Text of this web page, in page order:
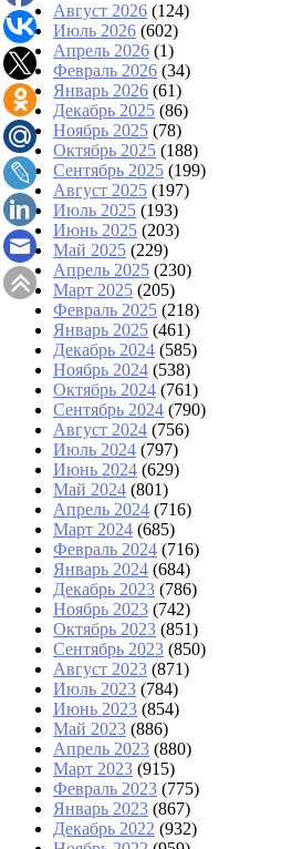
Август 2026 (124)
Июль 2026 (602)
Апрель 2026 (1)
Февраль 2026 (34)
Январь 2026 (61)
Декабрь 2025 (86)
Ноябрь 2025 (78)
Октябрь 2025 (188)
Сентябрь 2025 (199)
Август 2025 (197)
Июль 2025 (193)
Июнь 2025 (203)
Май 2025 (229)
Апрель 2025 (230)
Март 2025 (205)
Февраль 2025 (218)
Январь 2025 (461)
Декабрь 2024 (585)
Ноябрь 2024 (538)
Октябрь 2024 (761)
Сентябрь 2024 (790)
Август 2024 (756)
Июль 2024 (797)
Июнь 2024 (629)
Май 2024 (801)
Апрель 2024 (716)
Март 2024 (685)
Февраль 2024 (716)
Январь 2024 (684)
Декабрь 2023 (786)
Ноябрь 2023 (742)
Октябрь 2023 (851)
Сентябрь 2023 (850)
Август 2023 (871)
Июль 2023 (784)
Июнь 2023 (854)
Май 2023 (886)
Апрель 2023 (880)
Март 2023 (915)
Февраль 2023 (775)
Январь 2023 (867)
Декабрь 2022 (932)